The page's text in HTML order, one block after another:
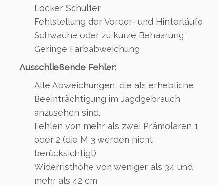
Locker Schulter
Fehlstellung der Vorder- und Hinterläufe
Schwache oder zu kurze Behaarung
Geringe Farbabweichung
Ausschließende Fehler:
Alle Abweichungen, die als erhebliche
Beeinträchtigung im Jagdgebrauch
anzusehen sind.
Fehlen von mehr als zwei Prämolaren 1
oder 2 (die M 3 werden nicht
berücksichtigt)
Widerristhöhe von weniger als 34 und
mehr als 42 cm